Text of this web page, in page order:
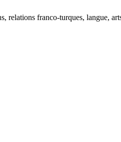
relations franco-turques, langue,